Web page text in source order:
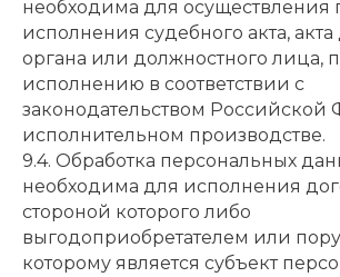
необходима для осуществления
исполнения судебного акта, акта
органа или должностного лица,
исполнению в соответствии с
законодательством
исполнительном производстве.
9.4. Обработка персональных
необходима для исполнения
стороной которого либо
выгодоприобретателем или
которому является субъект